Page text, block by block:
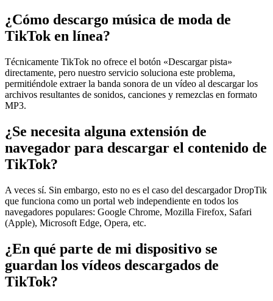
¿Cómo descargo música de moda de
TikTok en línea?
Técnicamente TikTok no ofrece el botón «Descargar pista»
directamente, pero nuestro servicio soluciona este problema,
permitiéndole extraer la banda sonora de un vídeo al descargar los
archivos resultantes de sonidos, canciones y remezclas en formato
MP3.
¿Se necesita alguna extensión de
navegador para descargar el contenido de
TikTok?
A veces sí. Sin embargo, esto no es el caso del descargador DropTik
que funciona como un portal web independiente en todos los
navegadores populares: Google Chrome, Mozilla Firefox, Safari
(Apple), Microsoft Edge, Opera, etc.
¿En qué parte de mi dispositivo se
guardan los vídeos descargados de
TikTok?